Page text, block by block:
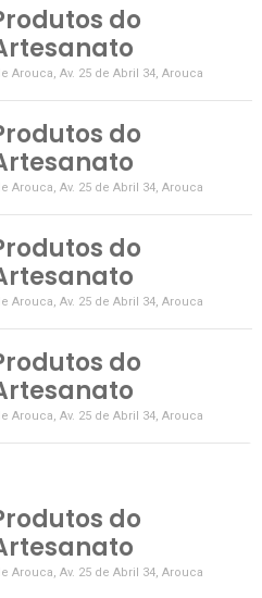
do
Arouca, Av. 25 de Abril 34, Arouca
do
Arouca, Av. 25 de Abril 34, Arouca
do
Arouca, Av. 25 de Abril 34, Arouca
do
Arouca, Av. 25 de Abril 34, Arouca
do
Arouca, Av. 25 de Abril 34, Arouca